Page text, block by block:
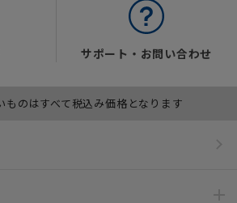
サポート・お問い合わせ
のはすべて税込み価格となります